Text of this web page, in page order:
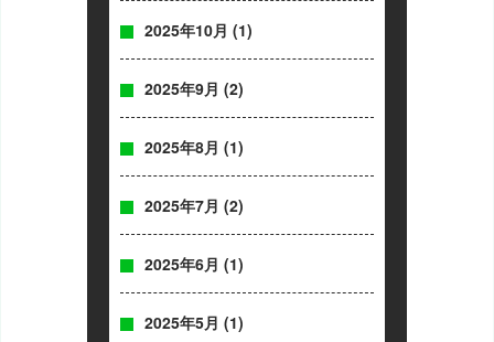
2025年10月 (1)
2025年9月 (2)
2025年8月 (1)
2025年7月 (2)
2025年6月 (1)
2025年5月 (1)